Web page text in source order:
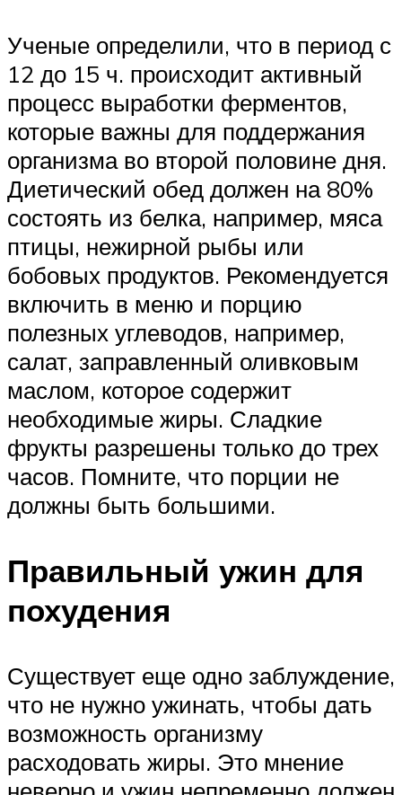
Ученые определили, что в период с
12 до 15 ч. происходит активный
процесс выработки ферментов,
которые важны для поддержания
организма во второй половине дня.
Диетический обед должен на 80%
состоять из белка, например, мяса
птицы, нежирной рыбы или
бобовых продуктов. Рекомендуется
включить в меню и порцию
полезных углеводов, например,
салат, заправленный оливковым
маслом, которое содержит
необходимые жиры. Сладкие
фрукты разрешены только до трех
часов. Помните, что порции не
должны быть большими.
Правильный ужин для
похудения
Существует еще одно заблуждение,
что не нужно ужинать, чтобы дать
возможность организму
расходовать жиры. Это мнение